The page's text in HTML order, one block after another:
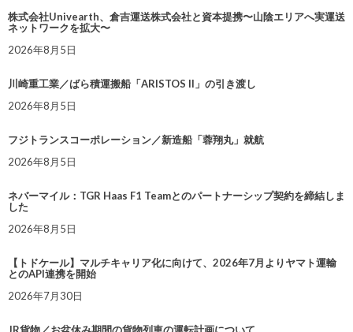
株式会社Univearth、倉吉運送株式会社と資本提携〜山陰エリアへ実運送
ネットワークを拡大〜
2026年8月5日
川崎重工業／ばら積運搬船「ARISTOS II」の引き渡し
2026年8月5日
フジトランスコーポレーション／新造船「蓉翔丸」就航
2026年8月5日
ネバーマイル：TGR Haas F1 Teamとのパートナーシップ契約を締結しま
した
2026年8月5日
【トドケール】マルチキャリア化に向けて、2026年7月よりヤマト運輸
とのAPI連携を開始
2026年7月30日